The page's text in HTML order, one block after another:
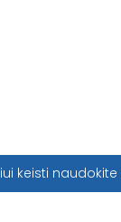
keisti naudokite